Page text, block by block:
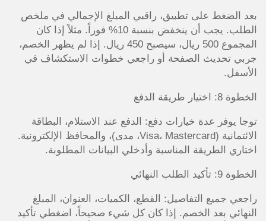
بعد الضغط على تطبيق، راقبي المبلغ الإجمالي في ملخص
الطلب. يجب أن ينخفض بنسبة 10% فوراً. مثلاً إذا كان
المجموع 500 ريال، سيصبح 450 ريال. إذا لم يظهر الخصم،
جربي تحديث الصفحة أو راجعي خطوات الاستكشاف في
الأسفل.
الخطوة 8: اختيار طريقة الدفع
توجا يوفر عدة خيارات دفع: الدفع عند الاستلام، البطاقة
الائتمانية (Visa، Mastercard، مدى)، والمحافظ الإلكترونية.
اختاري الطريقة المناسبة وأدخلي البيانات المطلوبة.
الخطوة 9: تأكيد الطلب النهائي
راجعي جميع التفاصيل: القطع، الكميات، العنوان، المبلغ
النهائي بعد الخصم. إذا كان كل شيء صحيحاً، اضغطي تأكيد